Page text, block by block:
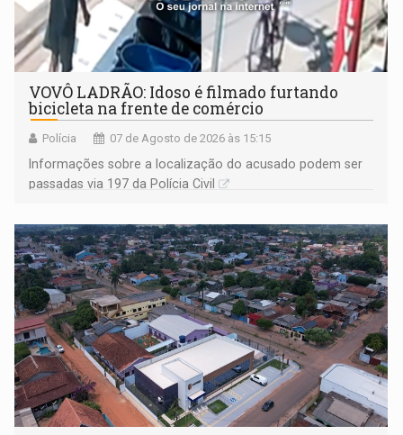
VOVÔ LADRÃO: Idoso é filmado furtando
bicicleta na frente de comércio
Polícia 07 de Agosto de 2026 às 15:15
Informações sobre a localização do acusado podem ser
passadas via 197 da Polícia Civil